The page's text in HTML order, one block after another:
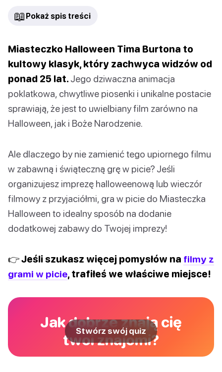
📖 Pokaż spis treści
Miasteczko Halloween Tima Burtona to
kultowy klasyk, który zachwyca widzów od
ponad 25 lat. Jego dziwaczna animacja
poklatkowa, chwytliwe piosenki i unikalne postacie
sprawiają, że jest to uwielbiany film zarówno na
Halloween, jak i Boże Narodzenie.
Ale dlaczego by nie zamienić tego upiornego filmu
w zabawną i świąteczną grę w picie? Jeśli
organizujesz imprezę halloweenową lub wieczór
filmowy z przyjaciółmi, gra w picie do Miasteczka
Halloween to idealny sposób na dodanie
dodatkowej zabawy do Twojej imprezy!
👉 Jeśli szukasz więcej pomysłów na filmy z
grami w picie, trafiłeś we właściwe miejsce!
Jak dobrze znają cię
twoi znajomi?
Stwórz swój quiz